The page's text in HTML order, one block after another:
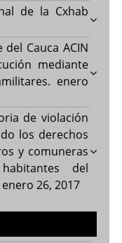
de la Cxhab
Cauca ACIN
mediante
enero
de violación
los derechos
y comuneras
del
enero 26, 2017